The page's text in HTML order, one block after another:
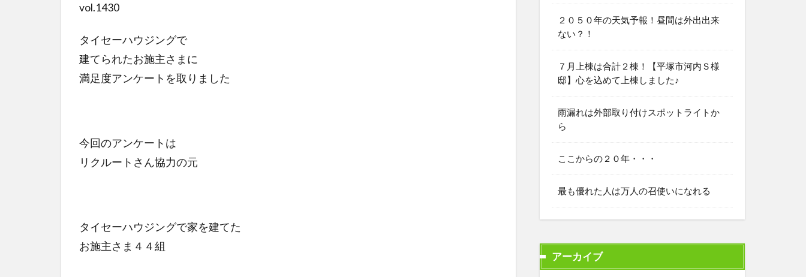
vol.1430
タイセーハウジングで
建てられたお施主さまに
満足度アンケートを取りました
今回のアンケートは
リクルートさん協力の元
タイセーハウジングで家を建てた
お施主さま４４組
２０５０年の天気予報！昼間は外出出来
ない？！
７月上棟は合計２棟！【平塚市河内Ｓ様
邸】心を込めて上棟しました♪
雨漏れは外部取り付けスポットライトか
ら
ここからの２０年・・・
最も優れた人は万人の召使いになれる
アーカイブ